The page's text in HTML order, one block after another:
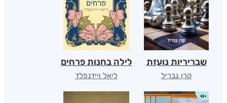
שבריריות נועזת
קרן גבריל
לילה בחנות פרחים
ליאל ויידנפלד